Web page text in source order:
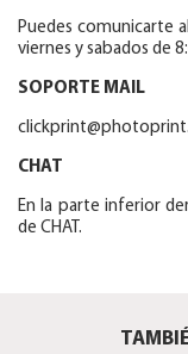
Puedes comunicarte
viernes y sabados de
SOPORTE MAIL
CHAT
En la parte inferior
de CHAT.